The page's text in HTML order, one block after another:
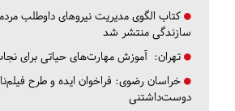
کتاب الگوی مدیریت نیروهای داوطلب
سازندگی منتشر شد
تهران: آموزش مهارت‌های حیاتی برای
خراسان رضوی: فراخوان ایده و طرح
دوست‌داشتنی